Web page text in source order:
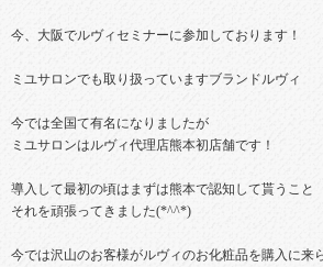
今、大阪でルヴィセミナーに参加しております！
ミユサロンでも取り扱っていますブランドルヴィ
今では全国て有名になりましたが
ミユサロンはルヴィ代理店熊本初店舗です！
導入して最初の頃はまずは熊本で認知して貰うこと
それを頑張ってきました(*^^*)
今では沢山のお客様がルヴィのお化粧品を購入に来